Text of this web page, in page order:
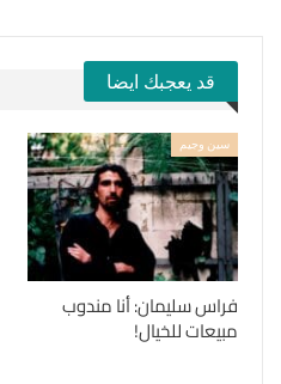
قد يعجبك ايضا
سين وجيم
فراس سليمان: أنا مندوب
مبيعات للخيال!